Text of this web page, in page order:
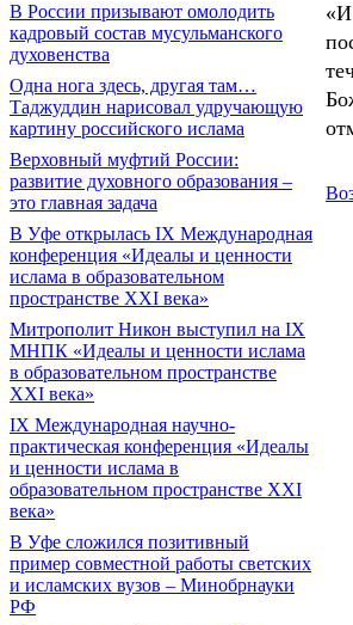
В России призывают омолодить
кадровый состав мусульманского
духовенства
Одна нога здесь, другая там…
Таджуддин нарисовал удручающую
картину российского ислама
Верховный муфтий России:
развитие духовного образования –
это главная задача
В Уфе открылась IX Международная
конференция «Идеалы и ценности
ислама в образовательном
пространстве XXI века»
Митрополит Никон выступил на IX
МНПК «Идеалы и ценности ислама
в образовательном пространстве
XXI века»
IX Международная научно-
практическая конференция «Идеалы
и ценности ислама в
образовательном пространстве XXI
века»
В Уфе сложился позитивный
пример совместной работы светских
и исламских вузов – Минобрнауки
РФ